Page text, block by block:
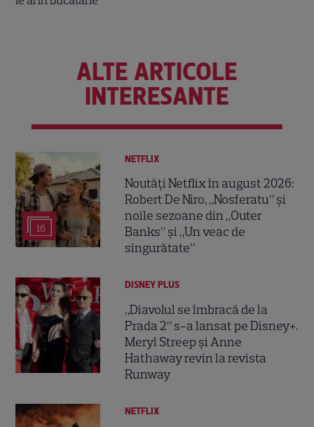
ALTE ARTICOLE
INTERESANTE
16
NETFLIX
Noutăți Netflix în august 2026:
Robert De Niro, „Nosferatu” și
noile sezoane din „Outer
Banks” și „Un veac de
singurătate”
DISNEY PLUS
„Diavolul se îmbracă de la
Prada 2” s-a lansat pe Disney+.
Meryl Streep și Anne
Hathaway revin la revista
Runway
NETFLIX